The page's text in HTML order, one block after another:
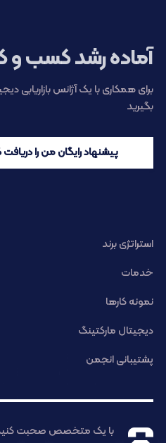
آماده رشد کسب و
برای همکاری با یک آژانس بازاریابی
بگیرید
پیشنهاد رایگان من را دریافت
استراتژی برند
خدمات
نمونه کارها
دیجیتال مارکتینگ
پشتیبانی انجمن
با یک متخصص صحبت